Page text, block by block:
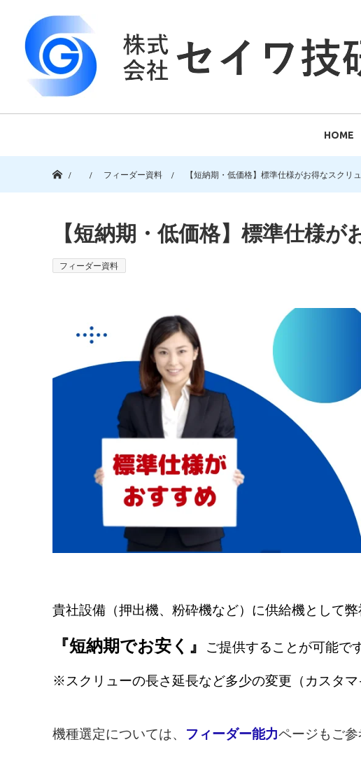
HOME
フィーダー資料
【短納期・低価格】標準仕様がお得なスクリ
【短納期・低価格】標準仕様
フィーダー資料
貴社設備（押出機、粉砕機など）に供給機として
『短納期でお安く』 ご提供することが可能で
※スクリューの長さ延長など多少の変更（カスタ
機種選定については、 フィーダー能力ページもご参